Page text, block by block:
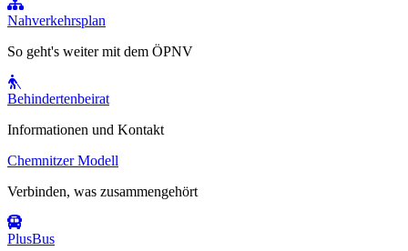
Nahverkehrsplan
So geht's weiter mit dem ÖPNV
Behindertenbeirat
Informationen und Kontakt
Chemnitzer Modell
Verbinden, was zusammengehört
PlusBus